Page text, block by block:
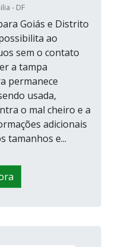
- DF
Goiás e Distrito
ao
sem o contato
a tampa
permanece
usada,
o mal cheiro e a
adicionais
tamanhos e...